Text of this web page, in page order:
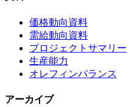
価格動向資料
需給動向資料
プロジェクトサマリー
生産能力
オレフィンバランス
アーカイブ